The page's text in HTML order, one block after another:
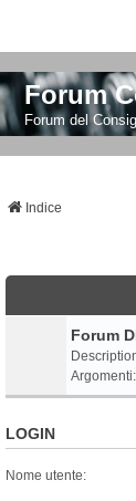
Forum
Forum del
Indice
Forum
Argomenti:
LOGIN
Nome utente: